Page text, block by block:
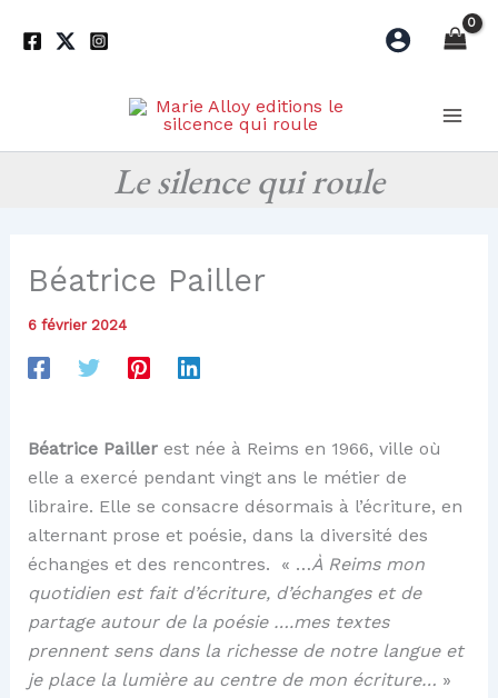
Le silence qui roule
Béatrice Pailler
6 février 2024
Béatrice Paillerest née à Reims en 1966, ville où
elle a exercé pendant vingt ans le métier de
libraire. Elle se consacre désormais à l’écriture, en
alternant prose et poésie, dans la diversité des
échanges et des rencontres. « …À Reims mon
quotidien est fait d’écriture, d’échanges et de
partage autour de la poésie ….mes textes
prennent sens dans la richesse de notre langue et
je place la lumière au centre de mon écriture… »